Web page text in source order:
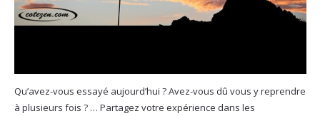
Qu’avez-vous essayé aujourd’hui ? Avez-vous dû vous y reprendre
à plusieurs fois ? … Partagez votre expérience dans les